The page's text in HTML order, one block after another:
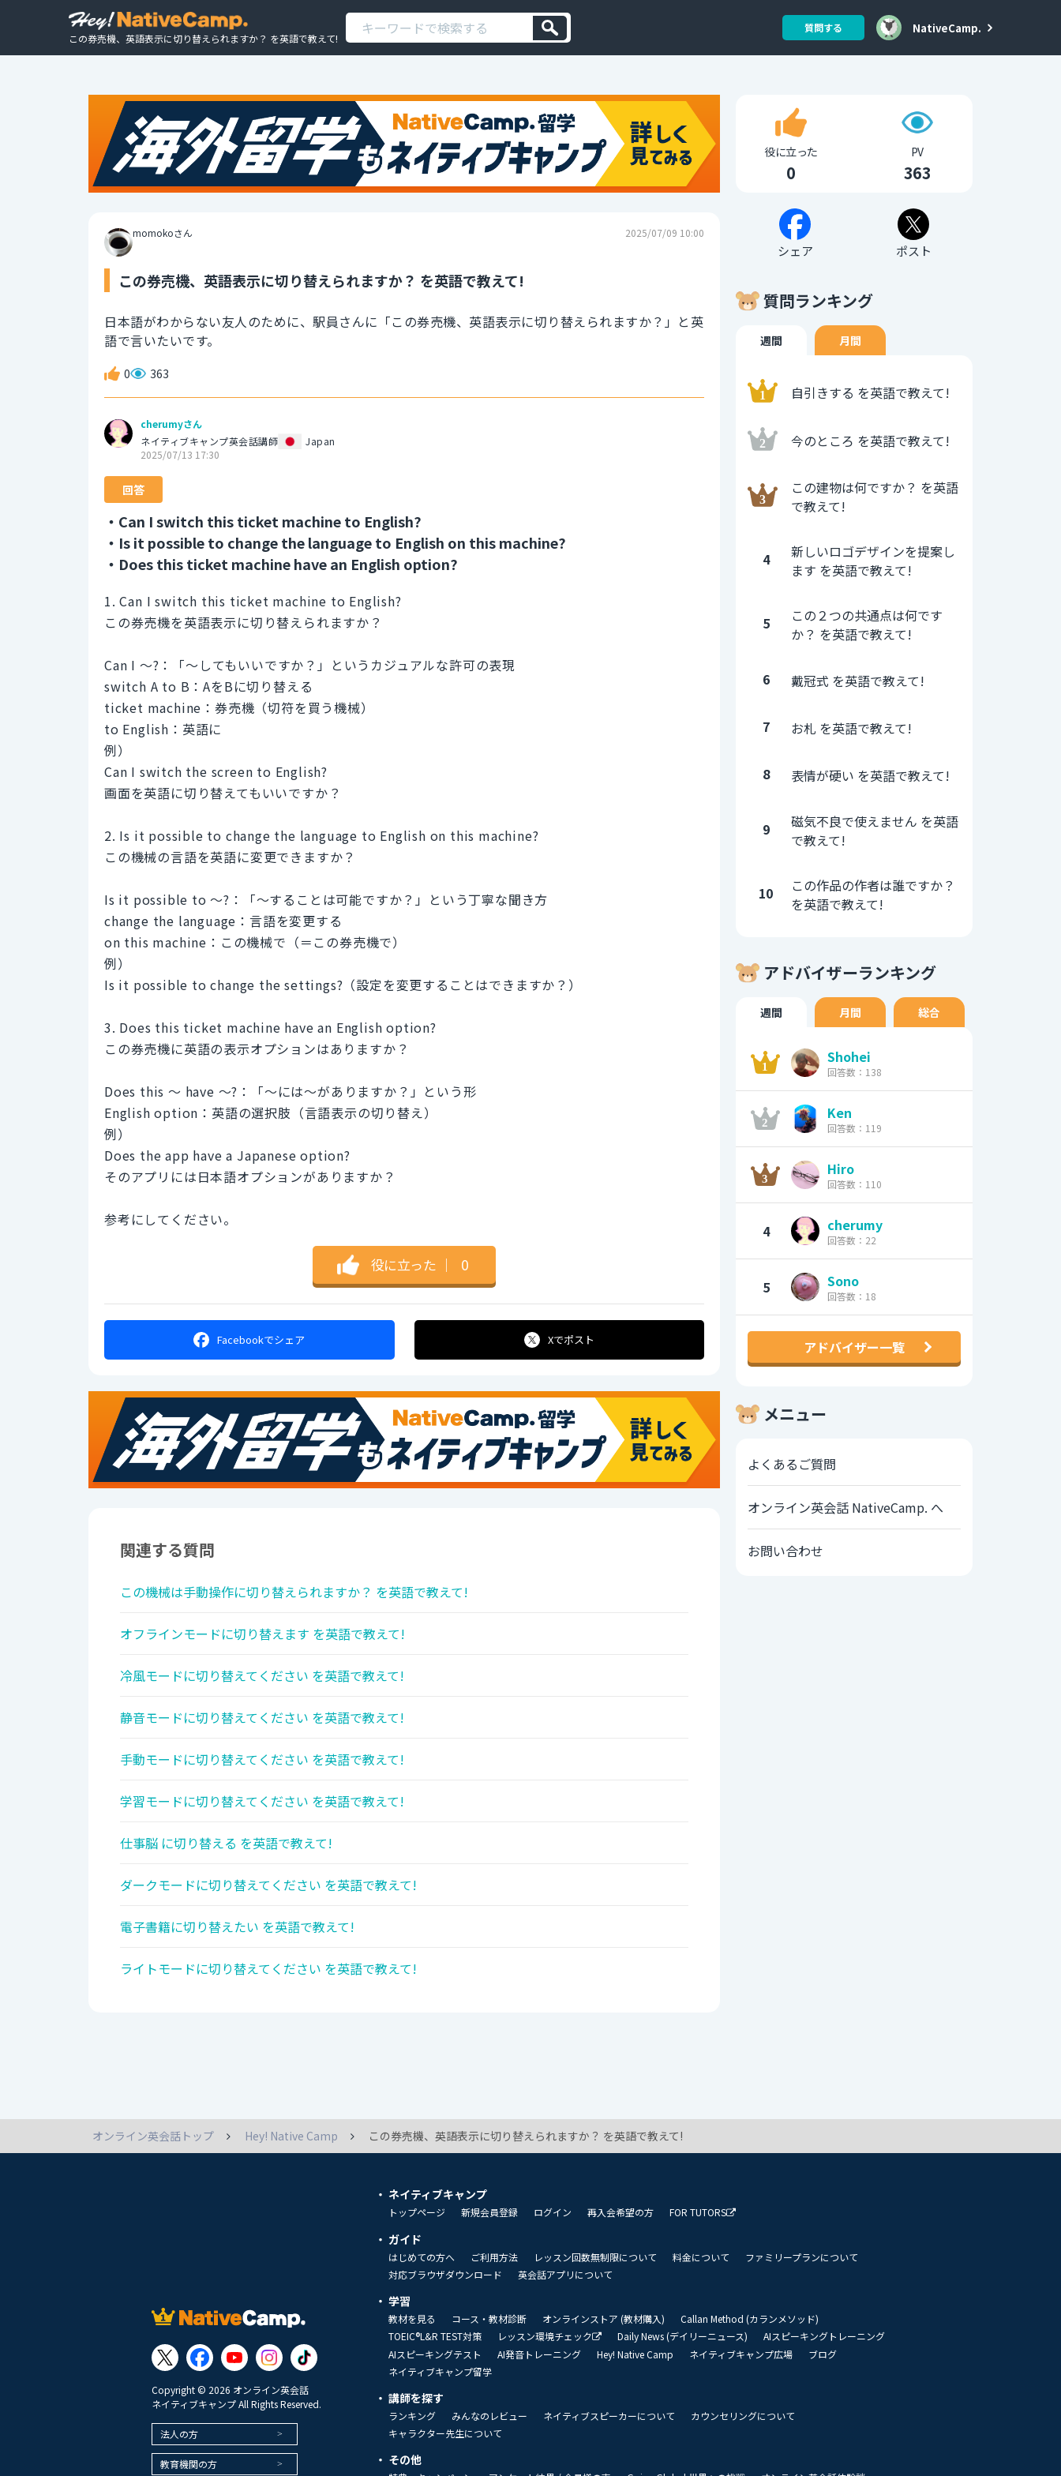
この券売機、英語表示に切り替えられますか？ を英語で教えて!
質問する NativeCamp.
momokoさん 2025/07/09 10:00
この券売機、英語表示に切り替えられますか？ を英語で教えて!
日本語がわからない友人のために、駅員さんに「この券売機、英語表示に切り替えられますか？」と英
語で言いたいです。
0 363
cherumyさん
ネイティブキャンプ英会話講師
Japan
2025/07/13 17:30
回答
・Can I switch this ticket machine to English?
・Is it possible to change the language to English on this machine?
・Does this ticket machine have an English option?
1. Can I switch this ticket machine to English?
この券売機を英語表示に切り替えられますか？
Can I ～?：「～してもいいですか？」というカジュアルな許可の表現
switch A to B：AをBに切り替える
ticket machine：券売機（切符を買う機械）
to English：英語に
例）
Can I switch the screen to English?
画面を英語に切り替えてもいいですか？
2. Is it possible to change the language to English on this machine?
この機械の言語を英語に変更できますか？
Is it possible to ～?：「～することは可能ですか？」という丁寧な聞き方
change the language：言語を変更する
on this machine：この機械で（＝この券売機で）
例）
Is it possible to change the settings?（設定を変更することはできますか？）
3. Does this ticket machine have an English option?
この券売機に英語の表示オプションはありますか？
Does this ～ have ～?：「～には～がありますか？」という形
English option：英語の選択肢（言語表示の切り替え）
例）
Does the app have a Japanese option?
そのアプリには日本語オプションがありますか？
参考にしてください。
役に立った ｜ 0
Facebookでシェア Xでポスト
関連する質問
この機械は手動操作に切り替えられますか？ を英語で教えて!
オフラインモードに切り替えます を英語で教えて!
冷風モードに切り替えてください を英語で教えて!
静音モードに切り替えてください を英語で教えて!
手動モードに切り替えてください を英語で教えて!
学習モードに切り替えてください を英語で教えて!
仕事脳 に切り替える を英語で教えて!
ダークモードに切り替えてください を英語で教えて!
電子書籍に切り替えたい を英語で教えて!
ライトモードに切り替えてください を英語で教えて!
役に立った
0
PV
363
シェア ポスト
質問ランキング
週間 月間
自引きする を英語で教えて!
今のところ を英語で教えて!
この建物は何ですか？ を英語
で教えて!
4
新しいロゴデザインを提案し
ます を英語で教えて!
5
この２つの共通点は何です
か？ を英語で教えて!
6 戴冠式 を英語で教えて!
7 お札 を英語で教えて!
8 表情が硬い を英語で教えて!
9
磁気不良で使えません を英語
で教えて!
10
この作品の作者は誰ですか？
を英語で教えて!
アドバイザーランキング
週間 月間 総合
Shohei
回答数：138
Ken
回答数：119
Hiro
回答数：110
4 cherumy
回答数：22
5 Sono
回答数：18
アドバイザー一覧
メニュー
よくあるご質問
オンライン英会話 NativeCamp. へ
お問い合わせ
オンライン英会話トップ Hey! Native Camp この券売機、英語表示に切り替えられますか？ を英語で教えて!
Copyright © 2026 オンライン英会話
ネイティブキャンプ All Rights Reserved.
法人の方
教育機関の方
ネイティブキャンプ
トップページ 新規会員登録 ログイン 再入会希望の方 FOR TUTORS
ガイド
はじめての方へ ご利用方法 レッスン回数無制限について 料金について
ファミリープランについて
対応ブラウザダウンロード
英会話アプリについて
学習
教材を見る コース・教材診断 オンラインストア (教材購入)
Callan Method (カランメソッド)
TOEIC®L&R TEST対策
レッスン環境チェック Daily News (デイリーニュース)
AIスピーキングトレーニング
AIスピーキングテスト
AI発音トレーニング Hey! Native Camp ネイティブキャンプ広場
ブログ
ネイティブキャンプ留学
講師を探す
ランキング みんなのレビュー ネイティブスピーカーについて
カウンセリングについて
キャラクター先生について
その他